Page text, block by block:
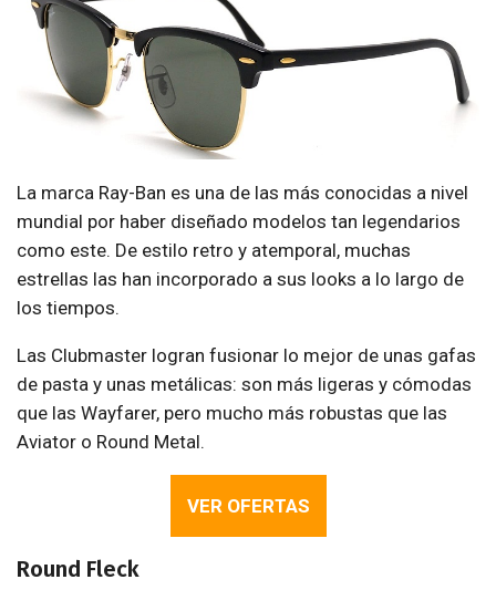
La marca Ray-Ban es una de las más conocidas a nivel
mundial por haber diseñado modelos tan legendarios
como este. De estilo retro y atemporal, muchas
estrellas las han incorporado a sus looks a lo largo de
los tiempos.
Las Clubmaster logran fusionar lo mejor de unas gafas
de pasta y unas metálicas: son más ligeras y cómodas
que las Wayfarer, pero mucho más robustas que las
Aviator o Round Metal.
VER OFERTAS
Round Fleck